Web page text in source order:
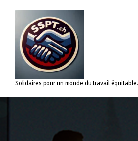
contenu
Solidaires pour un monde du travail équitable.